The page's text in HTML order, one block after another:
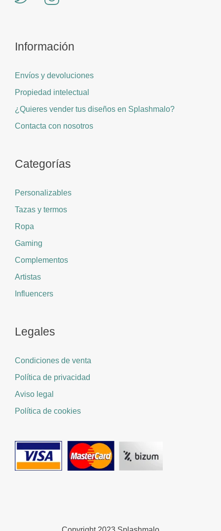
Información
Envíos y devoluciones
Propiedad intelectual
¿Quieres vender tus diseños en Splashmalo?
Contacta con nosotros
Categorías
Personalizables
Tazas y termos
Ropa
Gaming
Complementos
Artistas
Influencers
Legales
Condiciones de venta
Política de privacidad
Aviso legal
Política de cookies